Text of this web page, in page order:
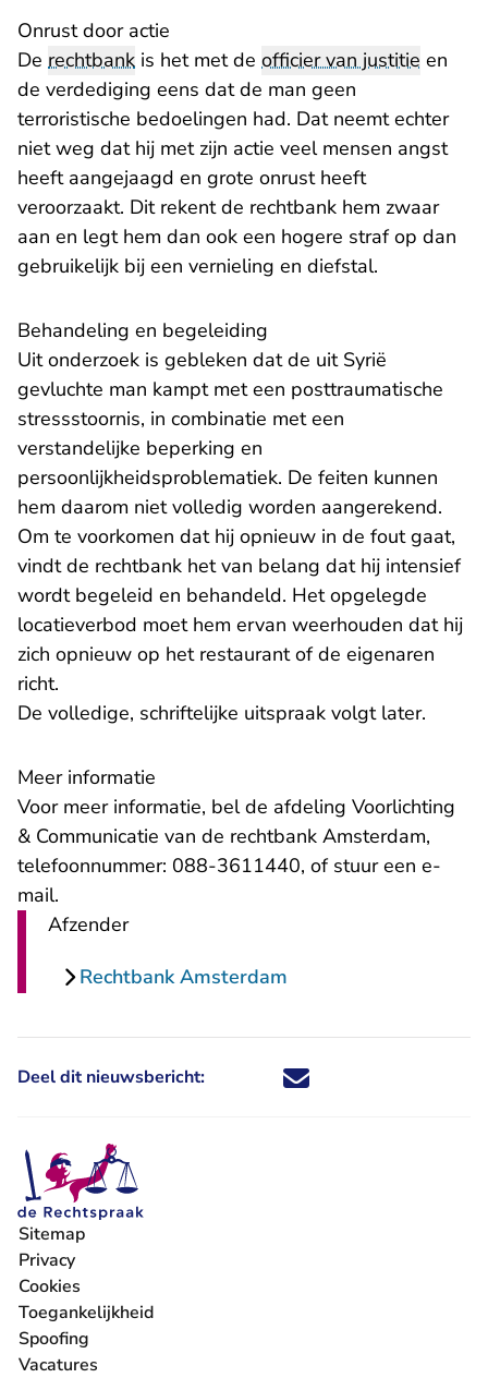
Onrust door actie
De rechtbank is het met de officier van justitie en
de verdediging eens dat de man geen
terroristische bedoelingen had. Dat neemt echter
niet weg dat hij met zijn actie veel mensen angst
heeft aangejaagd en grote onrust heeft
veroorzaakt. Dit rekent de rechtbank hem zwaar
aan en legt hem dan ook een hogere straf op dan
gebruikelijk bij een vernieling en diefstal.
Behandeling en begeleiding
Uit onderzoek is gebleken dat de uit Syrië
gevluchte man kampt met een posttraumatische
stressstoornis, in combinatie met een
verstandelijke beperking en
persoonlijkheidsproblematiek. De feiten kunnen
hem daarom niet volledig worden aangerekend.
Om te voorkomen dat hij opnieuw in de fout gaat,
vindt de rechtbank het van belang dat hij intensief
wordt begeleid en behandeld. Het opgelegde
locatieverbod moet hem ervan weerhouden dat hij
zich opnieuw op het restaurant of de eigenaren
richt.
De volledige, schriftelijke uitspraak volgt later.
Meer informatie
Voor meer informatie, bel de afdeling Voorlichting
& Communicatie van de rechtbank Amsterdam,
telefoonnummer: 088-3611440, of stuur een e-
mail- U verlaat Rechtspraak.nl
.
Afzender
Rechtbank Amsterdam
Deel dit nieuwsbericht: Deel dit nieuwsbericht via X -
Deel dit nieuwsbericht via
Deel dit nieuwsbericht
Deel dit
Sitemap
Privacy
Cookies
Toegankelijkheid
Spoofing
Vacatures